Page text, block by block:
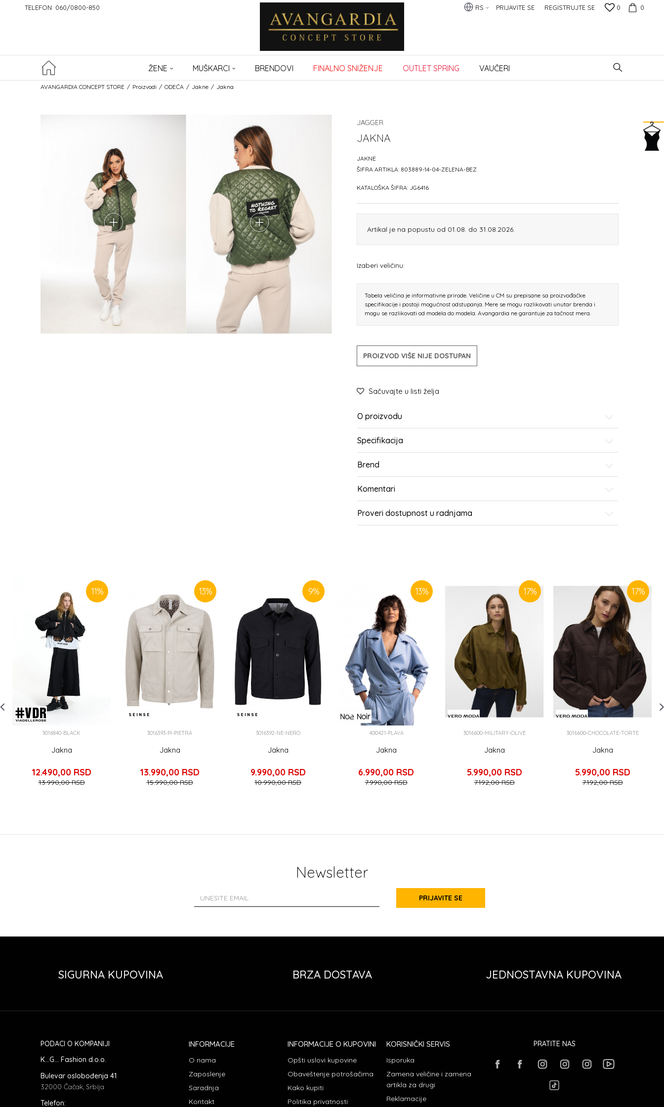
TELEFON: 060/0800-850 0
0
PRIJAVITE SE REGISTRUJTE SE
RS
ŽENE MUŠKARCI BRENDOVI FINALNO SNIŽENJE OUTLET SPRING VAUČERI
AVANGARDIA CONCEPT STORE Proizvodi ODEĆA Jakne Jakna
JAGGER
JAKNA
JAKNE
ŠIFRA ARTIKLA: 803889-14-04-ZELENA-BEZ
KATALOŠKA ŠIFRA: JG6416
Artikal je na popustu od 01.08. do 31.08.2026.
Izaberi veličinu:
Tabela veličina je informativne prirode. Veličine u CM su prepisane sa proizvođačke
specifikacije i postoji mogućnost odstupanja. Mere se mogu razlikovati unutar brenda i
mogu se razlikovati od modela do modela. Avangardia ne garantuje za tačnost mera.
PROIZVOD VIŠE NIJE DOSTUPAN
Sačuvajte u listi želja
O proizvodu
Specifikacija
Brend
Komentari
Proveri dostupnost u radnjama
11%
3016840-BLACK
Jakna
12.490,00 RSD
13.990,00RSD
13%
3016393-PI-PIETRA
Jakna
13.990,00 RSD
15.990,00RSD
9%
3016392-NE-NERO
Jakna
9.990,00 RSD
10.990,00RSD
13%
400421-PLAVA
Jakna
6.990,00 RSD
7.990,00RSD
17%
3016600-MILITARY-OLIVE
Jakna
5.990,00 RSD
7.192,00RSD
17%
3016600-CHOCOLATE-TORTE
Jakna
5.990,00 RSD
7.192,00RSD
Newsletter
PRIJAVITE SE
SIGURNA KUPOVINA BRZA DOSTAVA JEDNOSTAVNA KUPOVINA
PODACI O KOMPANIJI
K...G... Fashion d.o.o.
Bulevar oslobođenja 41
32000 Čačak, Srbija
Telefon:
INFORMACIJE
O nama
Zaposlenje
Saradnja
Kontakt
INFORMACIJE O KUPOVINI
Opšti uslovi kupovine
Obaveštenje potrošačima
Kako kupiti
Politika privatnosti
KORISNIČKI SERVIS
Isporuka
Zamena veličine i zamena
artikla za drugi
Reklamacije
PRATITE NAS